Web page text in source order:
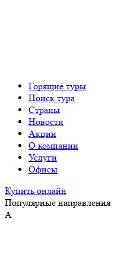
Горящие туры
Поиск тура
Страны
Новости
Акции
О компании
Услуги
Офисы
Купить онлайн
Популярные направления
А